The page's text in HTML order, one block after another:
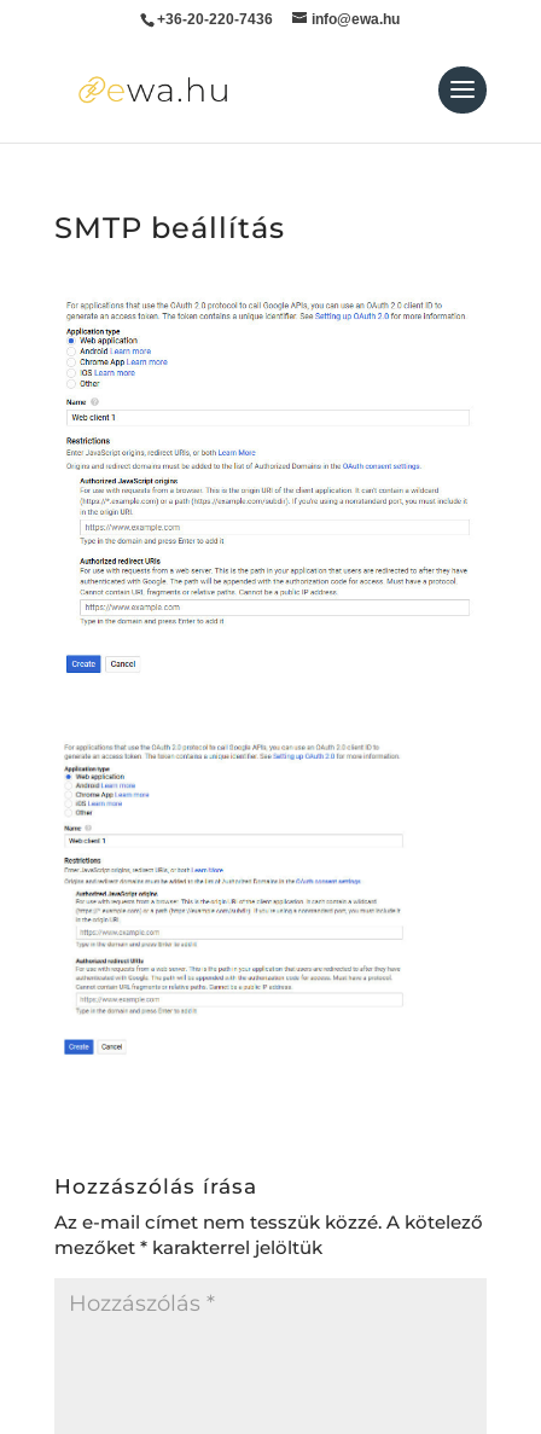
+36-20-220-7436 info@ewa.hu
SMTP beállítás
Hozzászólás írása
Az e-mail címet nem tesszük közzé. A kötelező
mezőket *karakterrel jelöltük